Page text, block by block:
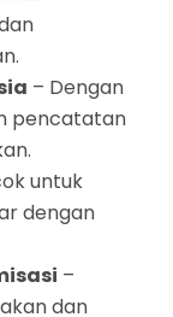
– Dengan
pencatatan
untuk
dengan
–
dan